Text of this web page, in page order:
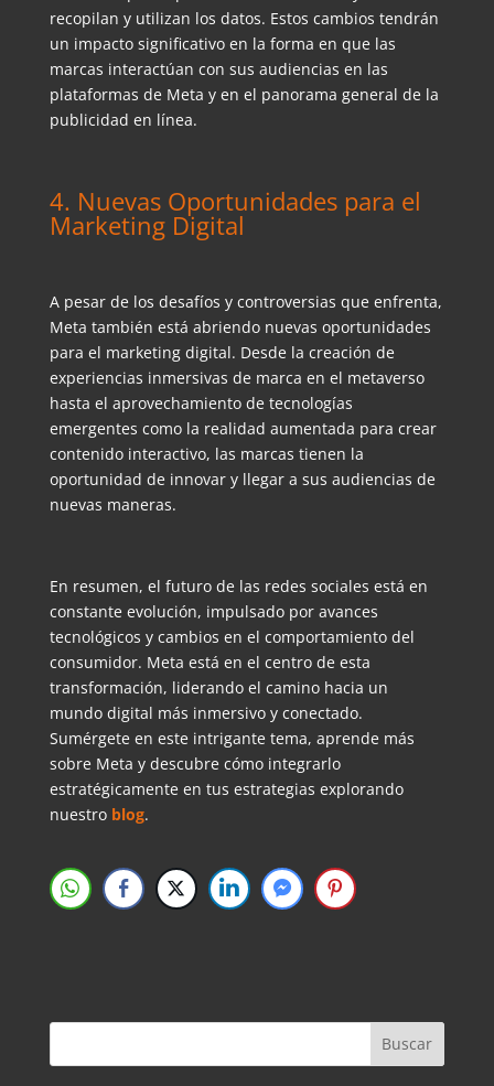
recopilan y utilizan los datos. Estos cambios tendrán
un impacto significativo en la forma en que las
marcas interactúan con sus audiencias en las
plataformas de Meta y en el panorama general de la
publicidad en línea.
4. Nuevas Oportunidades para el
Marketing Digital
A pesar de los desafíos y controversias que enfrenta,
Meta también está abriendo nuevas oportunidades
para el marketing digital. Desde la creación de
experiencias inmersivas de marca en el metaverso
hasta el aprovechamiento de tecnologías
emergentes como la realidad aumentada para crear
contenido interactivo, las marcas tienen la
oportunidad de innovar y llegar a sus audiencias de
nuevas maneras.
En resumen, el futuro de las redes sociales está en
constante evolución, impulsado por avances
tecnológicos y cambios en el comportamiento del
consumidor. Meta está en el centro de esta
transformación, liderando el camino hacia un
mundo digital más inmersivo y conectado.
Sumérgete en este intrigante tema, aprende más
sobre Meta y descubre cómo integrarlo
estratégicamente en tus estrategias explorando
nuestro blog.